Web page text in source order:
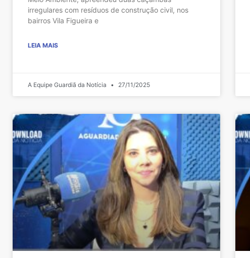
irregulares com resíduos de construção civil, nos
bairros Vila Figueira e
LEIA MAIS
A Equipe Guardiã da Notícia 27/11/2025